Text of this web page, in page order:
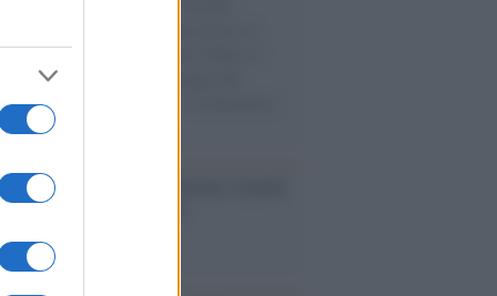
di disumanizzazione delle vittime, il
del governo italiano e degli altri
il ritorno al colonialismo. L'importanza
/Addio a Francesco Guccini, il poeta
canzone d’autore italiana